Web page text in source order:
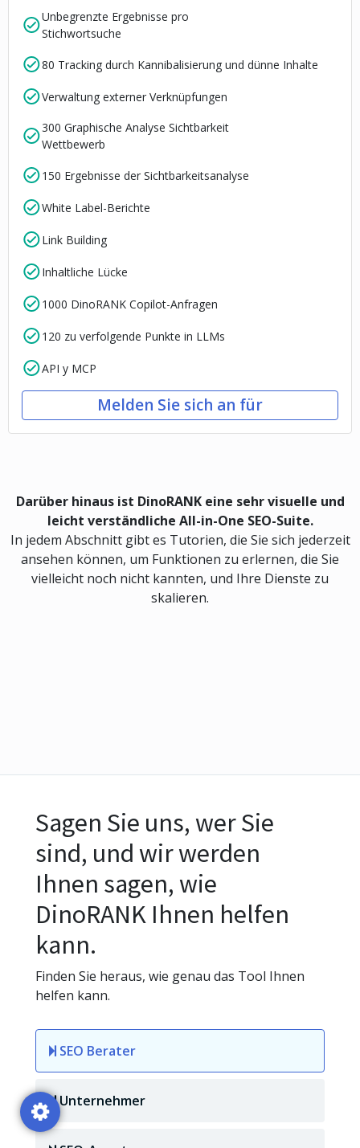
Unbegrenzte Ergebnisse pro
Stichwortsuche
80 Tracking durch Kannibalisierung und dünne Inhalte
Verwaltung externer Verknüpfungen
300 Graphische Analyse Sichtbarkeit
Wettbewerb
150 Ergebnisse der Sichtbarkeitsanalyse
White Label-Berichte
Link Building
Inhaltliche Lücke
1000 DinoRANK Copilot-Anfragen
120 zu verfolgende Punkte in LLMs
API y MCP
Melden Sie sich an für
Darüber hinaus ist DinoRANK eine sehr visuelle und
leicht verständliche All-in-One SEO-Suite.
In jedem Abschnitt gibt es Tutorien, die Sie sich jederzeit
ansehen können, um Funktionen zu erlernen, die Sie
vielleicht noch nicht kannten, und Ihre Dienste zu
skalieren.
Sagen Sie uns, wer Sie
sind, und wir werden
Ihnen sagen, wie
DinoRANK Ihnen helfen
kann.
Finden Sie heraus, wie genau das Tool Ihnen
helfen kann.
SEO Berater
Unternehmer